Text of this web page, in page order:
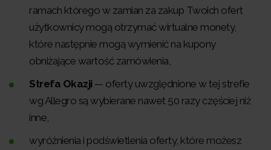
ramach którego w zamian za zakup Twoich ofert
użytkownicy mogą otrzymać wirtualne monety,
które następnie mogą wymienić na kupony
obniżające wartość zamówienia,
Strefa Okazji — ofertyuwzględnione w tej strefie
wg Allegro są wybierane nawet 50 razy częściej niż
inne,
wyróżnienia i podświetlenia oferty, które możesz